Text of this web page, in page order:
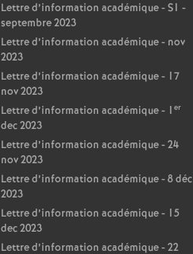
Lettre d’information académique - S1 -
septembre 2023
Lettre d’information académique - nov
2023
Lettre d’information académique - 17
nov 2023
Lettre d’information académique - 1 er
dec 2023
Lettre d’information académique - 24
nov 2023
Lettre d’information académique - 8 déc
2023
Lettre d’information académique - 15
dec 2023
Lettre d’information académique - 22